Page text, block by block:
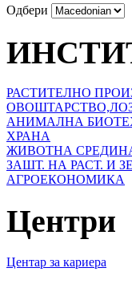
Одбери
РАСТИТЕЛНО
АНИМАЛНА
ХРАНА
ЖИВОТНА
ЗАШТ. НА РАСТ. И
АГРОЕКОНОМИКА
Центри
Центар за кариера